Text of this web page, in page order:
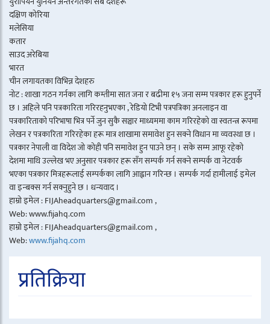
दक्षिण कोरिया
मलेसिया
कतार
साउद अरेबिया
भारत
चीन लगायतका विभिन्न देशहरु
नोट : शाखा गठन गर्नका लागि कम्तीमा सात जना र बढीमा १५ जना सम्म पत्रकार हरू हुनुपर्ने
छ । अहिले पनि पत्रकारिता गरिरहनुभएका , रेडियो टिभी पत्रपत्रिका अनलाइन वा
पत्रकारिताको परिभाषा भित्र पर्ने जुन सुकै सञ्चार माध्यममा काम गरिरहेको वा स्वतन्त्र रूपमा
लेखन र पत्रकारिता गरिरहेका हरू मात्र शाखामा समावेश हुन सक्ने विधान मा व्यवस्था छ ।
पत्रकार नेपाली वा विदेश जो कोही पनि समावेश हुन पाउने छन् । सके सम्म आफू रहेको
देशमा माथि उल्लेख भए अनुसार पत्रकार हरू सँग सम्पर्क गर्न सक्ने सम्पर्क वा नेटवर्क
भएका पत्रकार मित्रहरूलाई सम्पर्कका लागि आह्वान गरिन्छ । सम्पर्क गर्दा हामीलाई इमेल
वा इन्बक्स गर्न सक्नुहुने छ । धन्यवाद ।
हाम्रो इमेल : FIJAheadquarters@gmail.com ,
Web: www.fijahq.com
हाम्रो इमेल : FIJAheadquarters@gmail.com ,
Web:www.fijahq.com
प्रतिक्रिया